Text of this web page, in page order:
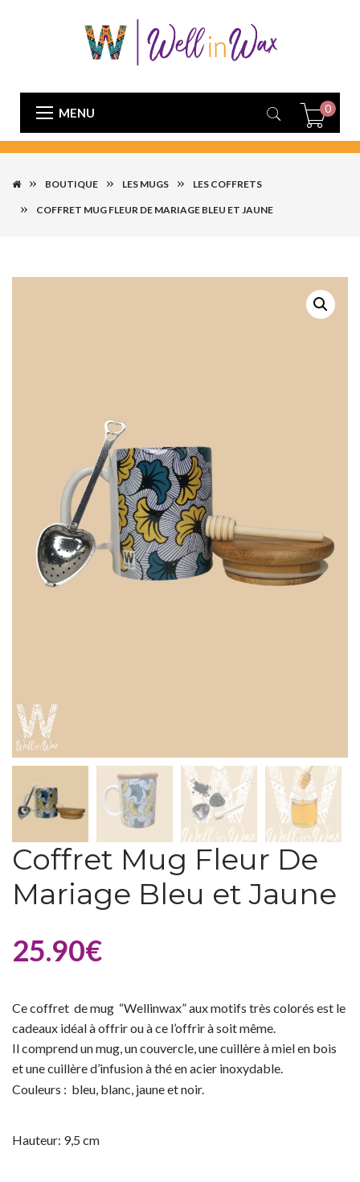
MENU 0
BOUTIQUE LES MUGS LES COFFRETS
COFFRET MUG FLEUR DE MARIAGE BLEU ET JAUNE
Coffret Mug Fleur De
Mariage Bleu et Jaune
25.90€
Ce coffret de mug “Wellinwax” aux motifs très colorés est le
cadeaux idéal à offrir ou à ce l’offrir à soit même.
Il comprend un mug, un couvercle, une cuillère à miel en bois
et une cuillère d’infusion à thé en acier inoxydable.
Couleurs : bleu, blanc, jaune et noir.
Hauteur: 9,5 cm